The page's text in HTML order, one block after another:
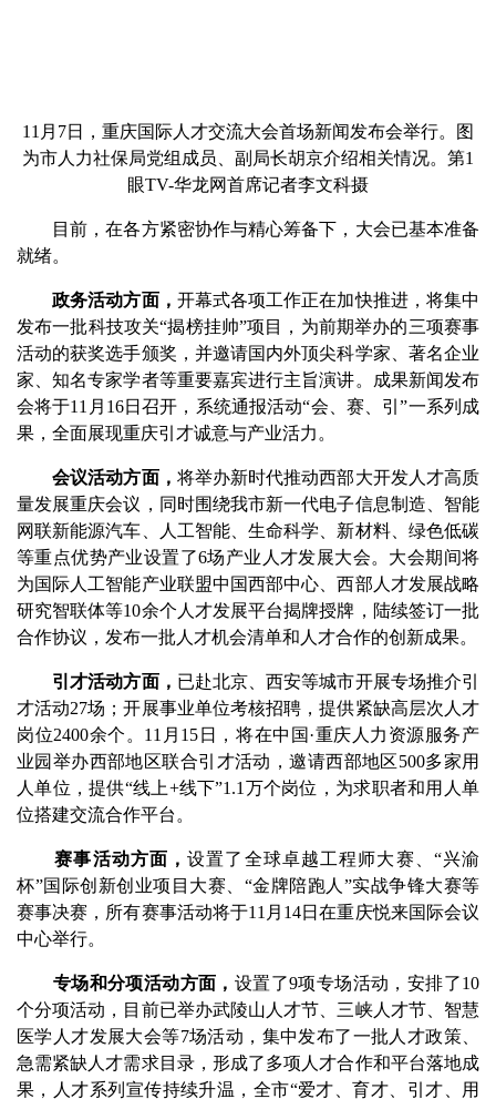
11月7日，重庆国际人才交流大会首场新闻发布会举行。图
为市人力社保局党组成员、副局长胡京介绍相关情况。第1
眼TV-华龙网首席记者李文科摄
目前，在各方紧密协作与精心筹备下，大会已基本准备
就绪。
政务活动方面， 开幕式各项工作正在加快推进，将集中
发布一批科技攻关“揭榜挂帅”项目，为前期举办的三项赛事
活动的获奖选手颁奖，并邀请国内外顶尖科学家、著名企业
家、知名专家学者等重要嘉宾进行主旨演讲。成果新闻发布
会将于11月16日召开，系统通报活动“会、赛、引”一系列成
果，全面展现重庆引才诚意与产业活力。
会议活动方面， 将举办新时代推动西部大开发人才高质
量发展重庆会议，同时围绕我市新一代电子信息制造、智能
网联新能源汽车、人工智能、生命科学、新材料、绿色低碳
等重点优势产业设置了6场产业人才发展大会。大会期间将
为国际人工智能产业联盟中国西部中心、西部人才发展战略
研究智联体等10余个人才发展平台揭牌授牌，陆续签订一批
合作协议，发布一批人才机会清单和人才合作的创新成果。
引才活动方面， 已赴北京、西安等城市开展专场推介引
才活动27场；开展事业单位考核招聘，提供紧缺高层次人才
岗位2400余个。11月15日，将在中国·重庆人力资源服务产
业园举办西部地区联合引才活动，邀请西部地区500多家用
人单位，提供“线上+线下”1.1万个岗位，为求职者和用人单
位搭建交流合作平台。
赛事活动方面，设置了全球卓越工程师大赛、“兴渝
杯”国际创新创业项目大赛、“金牌陪跑人”实战争锋大赛等
赛事决赛，所有赛事活动将于11月14日在重庆悦来国际会议
中心举行。
专场和分项活动方面， 设置了9项专场活动，安排了10
个分项活动，目前已举办武陵山人才节、三峡人才节、智慧
医学人才发展大会等7场活动，集中发布了一批人才政策、
急需紧缺人才需求目录，形成了多项人才合作和平台落地成
果，人才系列宣传持续升温，全市“爱才、育才、引才、用